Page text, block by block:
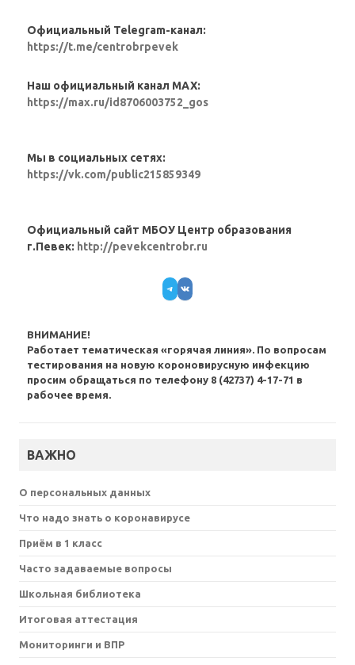
Официальный Telegram-канал:
https://t.me/centrobrpevek
Наш официальный канал MAX:
https://max.ru/id8706003752_gos
Мы в социальных сетях:
https://vk.com/public215859349
Официальный сайт МБОУ Центр образования
г.Певек: http://pevekcentrobr.ru
Telegram
VK
ВНИМАНИЕ!
Работает тематическая «горячая линия». По вопросам
тестирования на новую короновирусную инфекцию
просим обращаться по телефону 8 (42737) 4-17-71 в
рабочее время.
ВАЖНО
О персональных данных
Что надо знать о коронавирусе
Приём в 1 класс
Часто задаваемые вопросы
Школьная библиотека
Итоговая аттестация
Мониторинги и ВПР